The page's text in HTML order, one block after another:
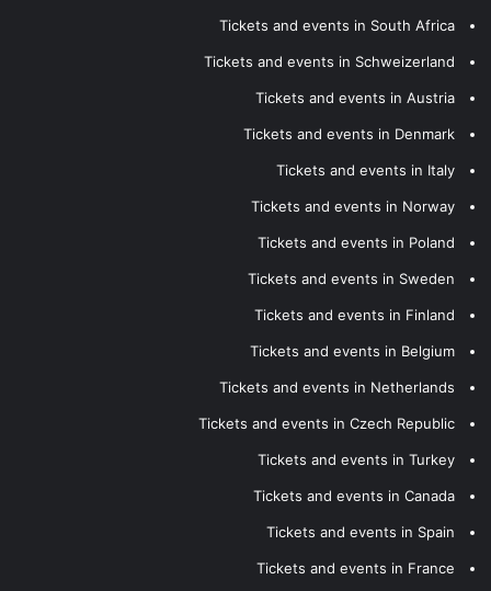
Tickets and events in South Africa
Tickets and events in Schweizerland
Tickets and events in Austria
Tickets and events in Denmark
Tickets and events in Italy
Tickets and events in Norway
Tickets and events in Poland
Tickets and events in Sweden
Tickets and events in Finland
Tickets and events in Belgium
Tickets and events in Netherlands
Tickets and events in Czech Republic
Tickets and events in Turkey
Tickets and events in Canada
Tickets and events in Spain
Tickets and events in France